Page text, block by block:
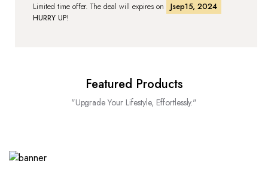
Limited time offer. The deal will expires on
Jsep15, 2024
HURRY UP!
Featured Products
"Upgrade Your Lifestyle, Effortlessly."